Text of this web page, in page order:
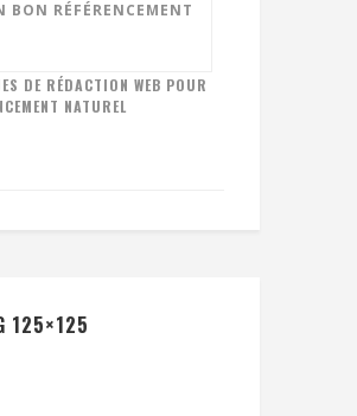
DE RÉDACTION WEB POUR
NATUREL
125×125